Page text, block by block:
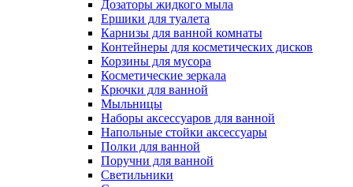
Дозаторы жидкого мыла
Ершики для туалета
Карнизы для ванной комнаты
Контейнеры для косметических дисков
Корзины для мусора
Косметические зеркала
Крючки для ванной
Мыльницы
Наборы аксессуаров для ванной
Напольные стойки аксессуары
Полки для ванной
Поручни для ванной
Светильники